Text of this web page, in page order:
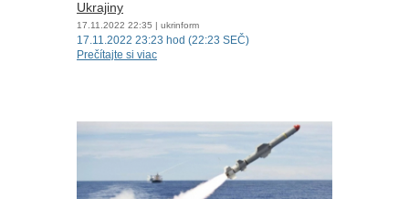
Ukrajiny
17.11.2022 22:35 | ukrinform
17.11.2022 23:23 hod (22:23 SEČ)
Prečítajte si viac